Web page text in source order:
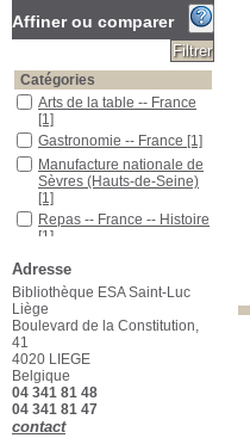
Affiner ou comparer
Catégories
Arts de la table -- France
[1]
Gastronomie -- France [1]
Manufacture nationale de
Sèvres (Hauts-de-Seine)
[1]
Repas -- France -- Histoire
[1]
Localisation
ESA Saint-Luc[1]
Section
Beaux-Arts - Biblio[1]
Adresse
Bibliothèque ESA Saint-Luc
Liège
Boulevard de la Constitution,
41
4020 LIEGE
Belgique
04 341 81 48
04 341 81 47
contact